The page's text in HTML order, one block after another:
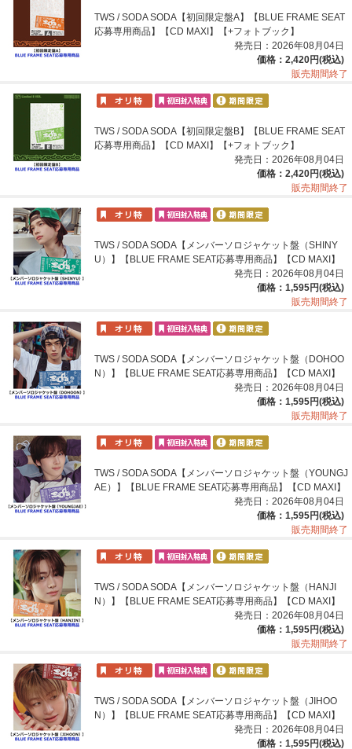
TWS / SODA SODA【初回限定盤A】【BLUE FRAME SEAT
応募専用商品】【CD MAXI】【+フォトブック】
発売日：2026年08月04日
価格：2,420円(税込)
販売期間終了
TWS / SODA SODA【初回限定盤B】【BLUE FRAME SEAT
応募専用商品】【CD MAXI】【+フォトブック】
発売日：2026年08月04日
価格：2,420円(税込)
販売期間終了
TWS / SODA SODA【メンバーソロジャケット盤（SHINY
U）】【BLUE FRAME SEAT応募専用商品】【CD MAXI】
発売日：2026年08月04日
価格：1,595円(税込)
販売期間終了
TWS / SODA SODA【メンバーソロジャケット盤（DOHOO
N）】【BLUE FRAME SEAT応募専用商品】【CD MAXI】
発売日：2026年08月04日
価格：1,595円(税込)
販売期間終了
TWS / SODA SODA【メンバーソロジャケット盤（YOUNGJ
AE）】【BLUE FRAME SEAT応募専用商品】【CD MAXI】
発売日：2026年08月04日
価格：1,595円(税込)
販売期間終了
TWS / SODA SODA【メンバーソロジャケット盤（HANJI
N）】【BLUE FRAME SEAT応募専用商品】【CD MAXI】
発売日：2026年08月04日
価格：1,595円(税込)
販売期間終了
TWS / SODA SODA【メンバーソロジャケット盤（JIHOO
N）】【BLUE FRAME SEAT応募専用商品】【CD MAXI】
発売日：2026年08月04日
価格：1,595円(税込)